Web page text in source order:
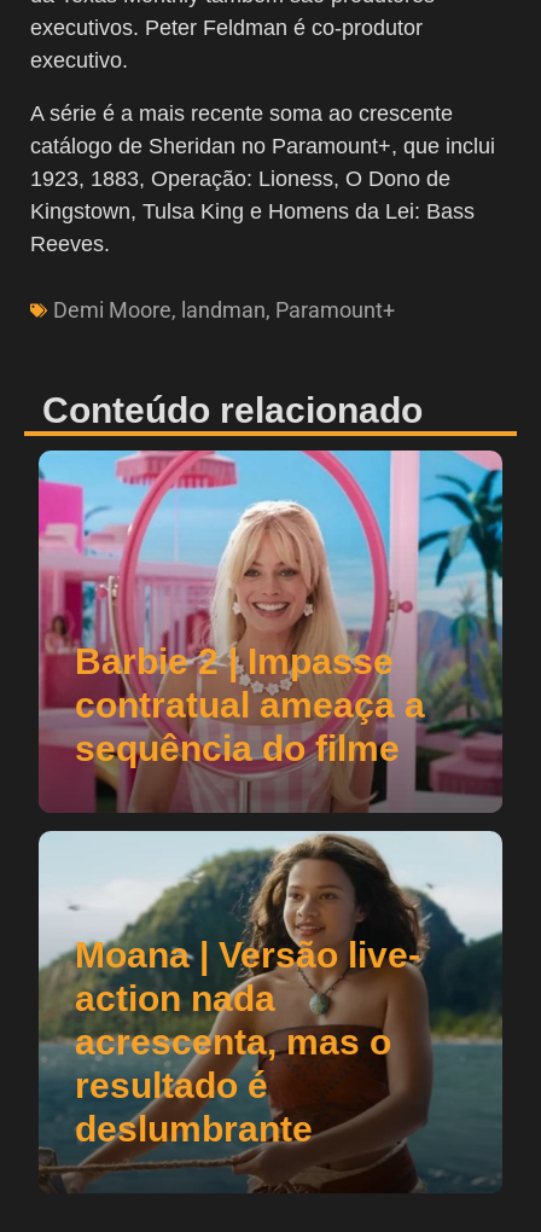
executivos. Peter Feldman é co-produtor
executivo.
A série é a mais recente soma ao crescente
catálogo de Sheridan no Paramount+, que inclui
1923, 1883, Operação: Lioness, O Dono de
Kingstown, Tulsa King e Homens da Lei: Bass
Reeves.
Demi Moore, landman, Paramount+
Conteúdo relacionado
Barbie 2 | Impasse
contratual ameaça a
sequência do filme
Moana | Versão live-
action nada
acrescenta, mas o
resultado é
deslumbrante